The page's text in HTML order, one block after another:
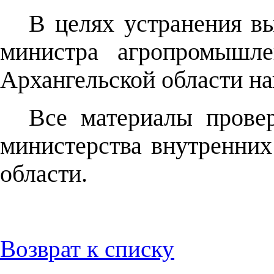
В целях устранения
министра
Архангельской области
Все материалы
министерства
области.
Возврат к списку